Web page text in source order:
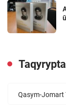
Qasym-Jomart